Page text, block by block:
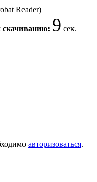
Reader)
скачиванию: 9 сек.
авторизоваться.